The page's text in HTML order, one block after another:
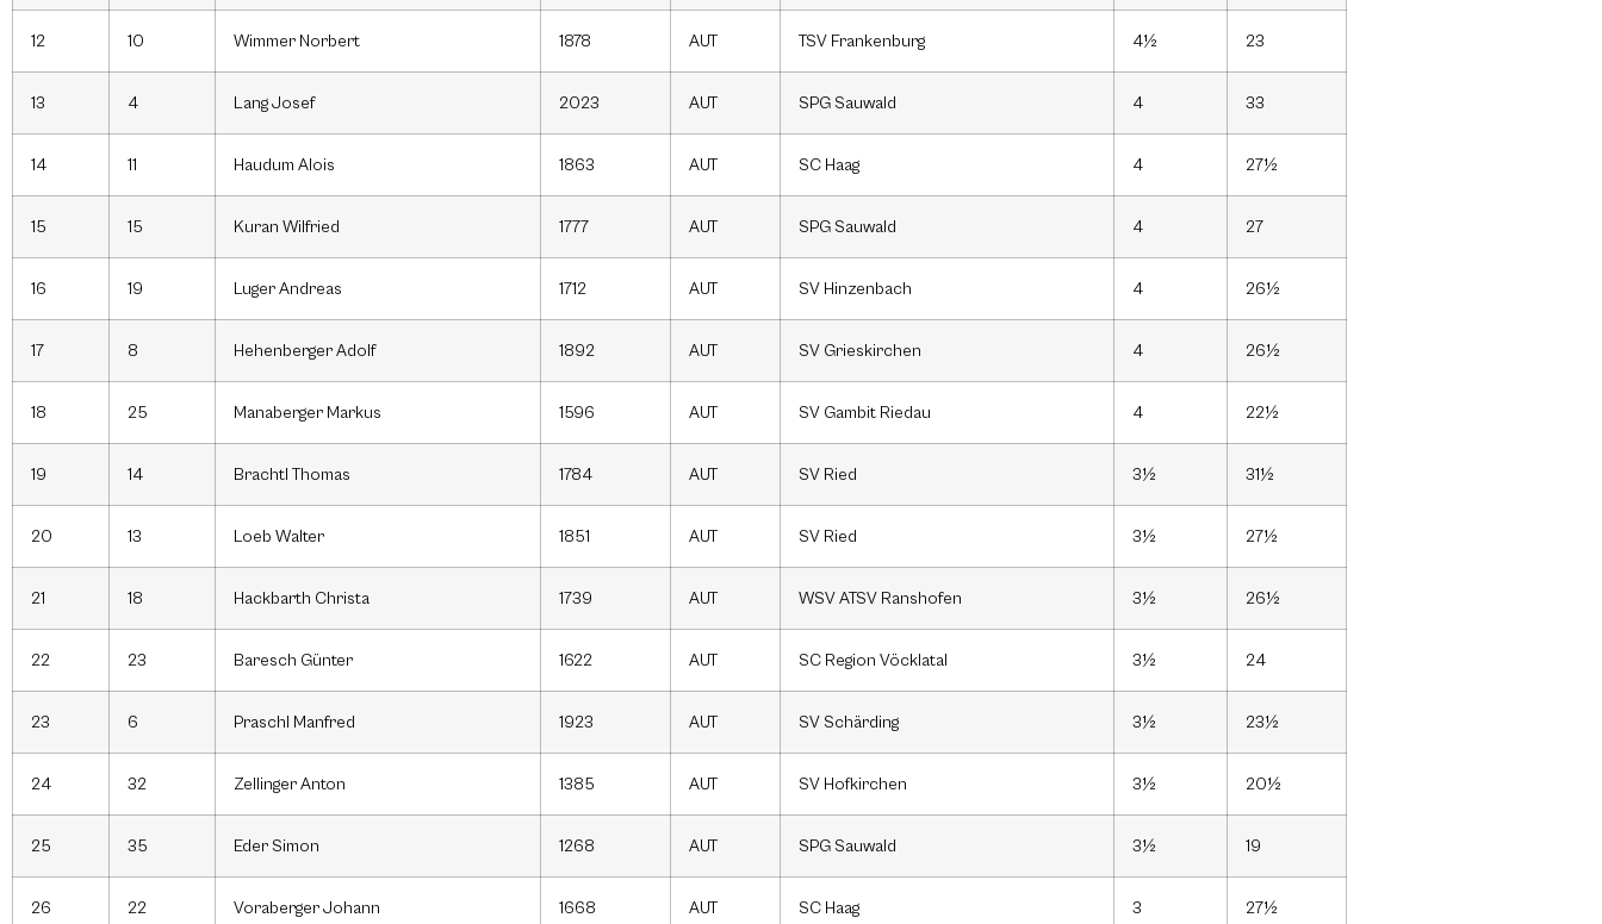
12 10 Wimmer Norbert 1878 AUT TSV Frankenburg 4½ 23
13 4 Lang Josef 2023 AUT SPG Sauwald 4 33
14 11 Haudum Alois 1863 AUT SC Haag 4 27½
15 15 Kuran Wilfried 1777 AUT SPG Sauwald 4 27
16 19 Luger Andreas 1712 AUT SV Hinzenbach 4 26½
17 8 Hehenberger Adolf 1892 AUT SV Grieskirchen 4 26½
18 25 Manaberger Markus 1596 AUT SV Gambit Riedau 4 22½
19 14 Brachtl Thomas 1784 AUT SV Ried 3½ 31½
20 13 Loeb Walter 1851 AUT SV Ried 3½ 27½
21 18 Hackbarth Christa 1739 AUT WSV ATSV Ranshofen 3½ 26½
22 23 Baresch Günter 1622 AUT SC Region Vöcklatal 3½ 24
23 6 Praschl Manfred 1923 AUT SV Schärding 3½ 23½
24 32 Zellinger Anton 1385 AUT SV Hofkirchen 3½ 20½
25 35 Eder Simon 1268 AUT SPG Sauwald 3½ 19
26 22 Voraberger Johann 1668 AUT SC Haag 3 27½